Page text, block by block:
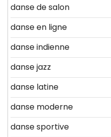
danse de salon
danse en ligne
danse indienne
danse jazz
danse latine
danse moderne
danse sportive